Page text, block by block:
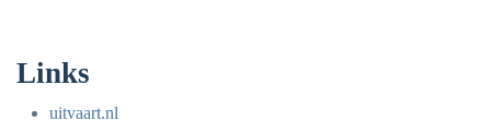
Links
uitvaart.nl